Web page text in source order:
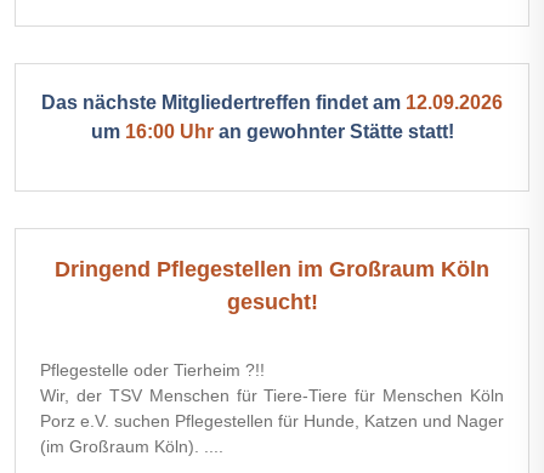
Das nächste Mitgliedertreffen findet am 12.09.2026
um 16:00 Uhran gewohnter Stätte statt!
Dringend Pflegestellen im Großraum Köln
gesucht!
Pflegestelle oder Tierheim ?!!
Wir, der TSV Menschen für Tiere-Tiere für Menschen Köln
Porz e.V. suchen Pflegestellen für Hunde, Katzen und Nager
(im Großraum Köln). ....